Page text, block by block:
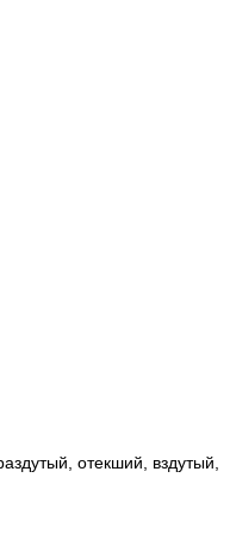
отекший, вздутый,